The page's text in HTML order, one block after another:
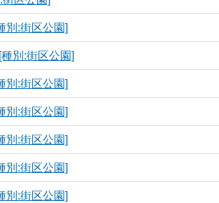
別:街区公園]
別:街区公園]
別:街区公園]
別:街区公園]
別:街区公園]
別:街区公園]
別:街区公園]